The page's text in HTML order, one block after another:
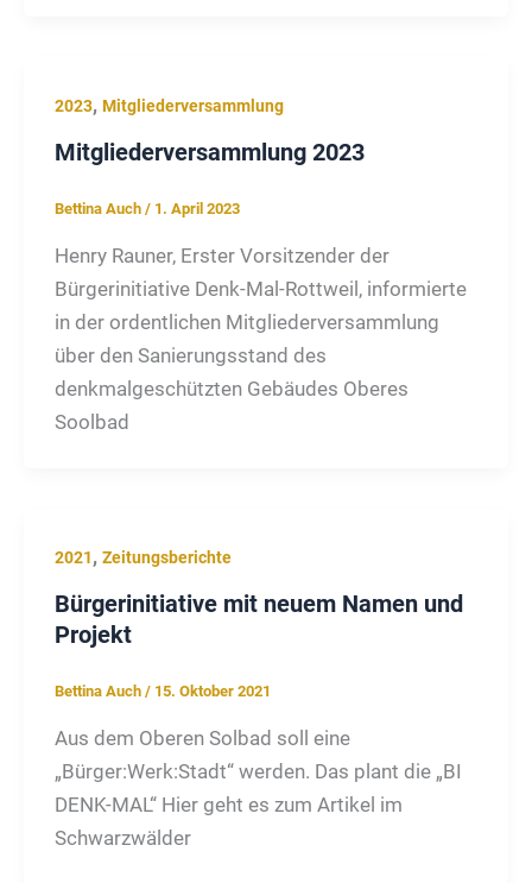
2023, Mitgliederversammlung
Mitgliederversammlung 2023
Bettina Auch / 1. April 2023
Henry Rauner, Erster Vorsitzender der
Bürgerinitiative Denk-Mal-Rottweil, informierte
in der ordentlichen Mitgliederversammlung
über den Sanierungsstand des
denkmalgeschützten Gebäudes Oberes
Soolbad
2021, Zeitungsberichte
Bürgerinitiative mit neuem Namen und
Projekt
Bettina Auch / 15. Oktober 2021
Aus dem Oberen Solbad soll eine
„Bürger:Werk:Stadt“ werden. Das plant die „BI
DENK-MAL“ Hier geht es zum Artikel im
Schwarzwälder